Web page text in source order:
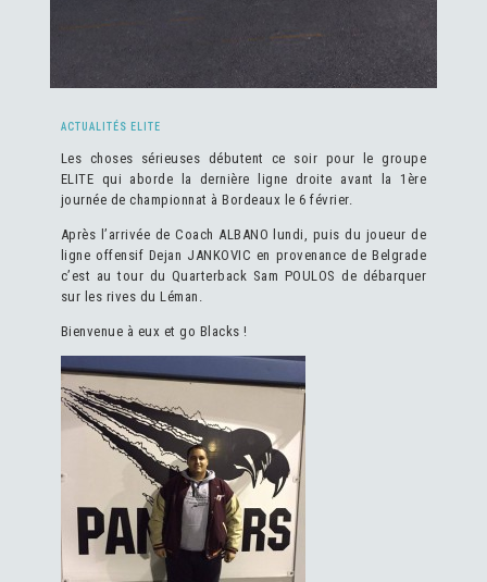
ACTUALITÉS ELITE
Les choses sérieuses débutent ce soir pour le groupe
ELITE qui aborde la dernière ligne droite avant la 1ère
journée de championnat à Bordeaux le 6 février.
Après l’arrivée de Coach ALBANO lundi, puis du joueur de
ligne offensif Dejan JANKOVIC en provenance de Belgrade
c’est au tour du Quarterback Sam POULOS de débarquer
sur les rives du Léman.
Bienvenue à eux et go Blacks !